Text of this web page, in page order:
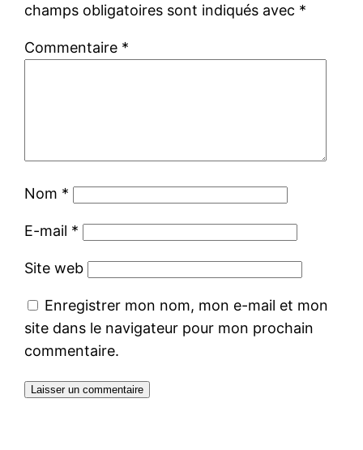
champs obligatoires sont indiqués avec *
Commentaire *
Nom *
E-mail *
Site web
Enregistrer mon nom, mon e-mail et mon
site dans le navigateur pour mon prochain
commentaire.